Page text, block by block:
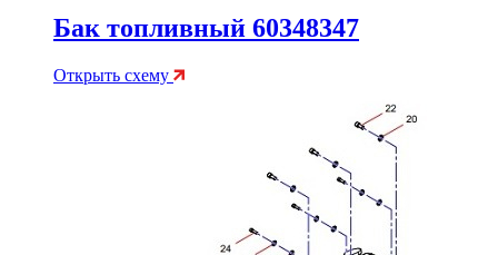
Бак топливный 60348347
Открыть схему